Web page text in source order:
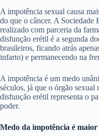
A impotência sexual causa
do que o câncer. A
realizado com parceria da
disfunção erétil é a segunda
brasileiros, ficando atrás
infarto) e permanecendo na
A impotência é um medo
séculos, já que o órgão sexual
disfunção erétil representa o
poder.
Medo da impotência é maior